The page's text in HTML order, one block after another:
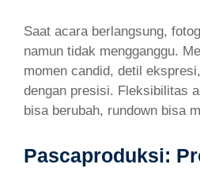
Saat acara berlangsung,
namun tidak mengganggu.
momen candid, detil
dengan presisi. Fleksibilitas
bisa berubah, rundown bisa
Pascaproduksi: